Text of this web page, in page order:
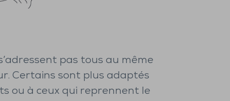
pas tous au même
Certains sont plus adaptés
ou à ceux qui reprennent le